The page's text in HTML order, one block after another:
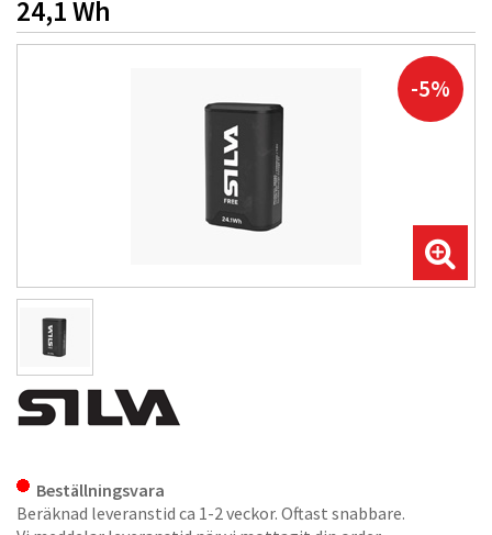
24,1 Wh
-5%
Beställningsvara
Beräknad leveranstid ca 1-2 veckor. Oftast snabbare.